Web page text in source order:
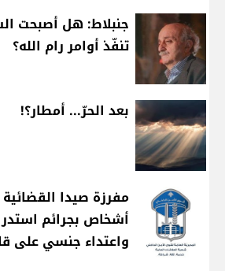
جنبلاط: هل أصبحت
تنفّذ أوامر رام الله؟
بعد الحرّ... أمطار؟!
مفرزة صيدا
أشخاص بجرائم
واعتداء جنسي على